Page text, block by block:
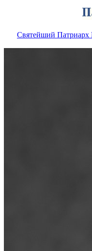
Святейший Патриарх